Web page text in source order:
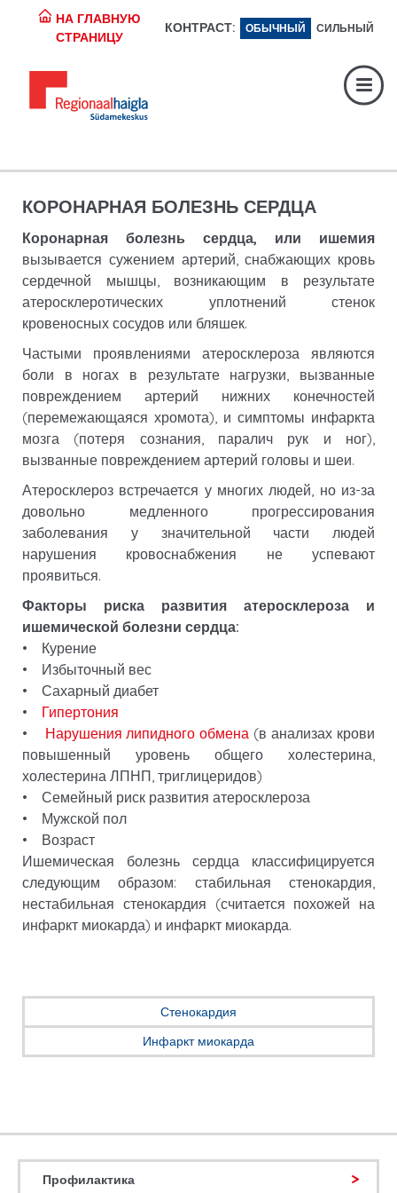
НА ГЛАВНУЮ
СТРАНИЦУ
КОНТРАСТ: ОБЫЧНЫЙ СИЛЬНЫЙ
Регистратура: 617 1049
Экстренная помощь:
Digiregistratuur:
КОРОНАРНАЯ БОЛЕЗНЬ СЕРДЦА
Коронарная болезнь сердца, или ишемия
вызывается сужением артерий, снабжающих кровь
сердечной мышцы, возникающим в результате
атеросклеротических уплотнений стенок
кровеносных сосудов или бляшек.
Частыми проявлениями атеросклероза являются
боли в ногах в результате нагрузки, вызванные
повреждением артерий нижних конечностей
(перемежающаяся хромота), и симптомы инфаркта
мозга (потеря сознания, паралич рук и ног),
вызванные повреждением артерий головы и шеи.
Атеросклероз встречается у многих людей, но из-за
довольно медленного прогрессирования
заболевания у значительной части людей
нарушения кровоснабжения не успевают
проявиться.
Факторы риска развития атеросклероза и
ишемической болезни сердца:
• Курение
• Избыточный вес
• Сахарный диабет
• Гипертония
• Нарушения липидного обмена (в анализах крови
повышенный уровень общего холестерина,
холестерина ЛПНП, триглицеридов)
• Семейный риск развития атеросклероза
• Мужской пол
• Возраст
Ишемическая болезнь сердца классифицируется
следующим образом: стабильная стенокардия,
нестабильная стенокардия (считается похожей на
инфаркт миокарда) и инфаркт миокарда.
Стенокардия
Инфаркт миокарда
Профилактика